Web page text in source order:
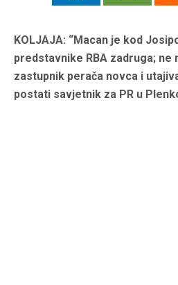
KOLJAJA: “Macan je kod
predstavnike RBA zadruga; ne
zastupnik perača novca i
postati savjetnik za PR u